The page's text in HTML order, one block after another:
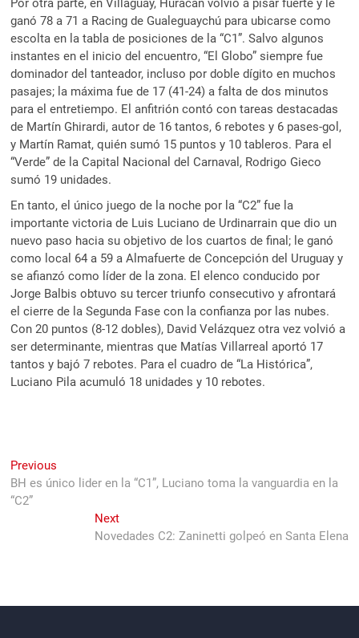
Por otra parte, en Villaguay, Huracán volvió a pisar fuerte y le
ganó 78 a 71 a Racing de Gualeguaychú para ubicarse como
escolta en la tabla de posiciones de la “C1”. Salvo algunos
instantes en el inicio del encuentro, “El Globo” siempre fue
dominador del tanteador, incluso por doble dígito en muchos
pasajes; la máxima fue de 17 (41-24) a falta de dos minutos
para el entretiempo. El anfitrión contó con tareas destacadas
de Martín Ghirardi, autor de 16 tantos, 6 rebotes y 6 pases-gol,
y Martín Ramat, quién sumó 15 puntos y 10 tableros. Para el
“Verde” de la Capital Nacional del Carnaval, Rodrigo Gieco
sumó 19 unidades.
En tanto, el único juego de la noche por la “C2” fue la
importante victoria de Luis Luciano de Urdinarrain que dio un
nuevo paso hacia su objetivo de los cuartos de final; le ganó
como local 64 a 59 a Almafuerte de Concepción del Uruguay y
se afianzó como líder de la zona. El elenco conducido por
Jorge Balbis obtuvo su tercer triunfo consecutivo y afrontará
el cierre de la Segunda Fase con la confianza por las nubes.
Con 20 puntos (8-12 dobles), David Velázquez otra vez volvió a
ser determinante, mientras que Matías Villarreal aportó 17
tantos y bajó 7 rebotes. Para el cuadro de “La Histórica”,
Luciano Pila acumuló 18 unidades y 10 rebotes.
Navegación
de
Previous
post:
BH es único lider en la “C1”, Luciano toma la vanguardia en la
“C2”
NextNext
post:
Novedades C2: Zaninetti golpeó en Santa Elena